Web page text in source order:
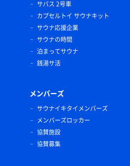
サバス 2号車
カプセルトイ サウナキット
サウナ応援企業
サウナの時間
泊まってサウナ
銭湯サ活
メンバーズ
サウナイキタイメンバーズ
メンバーズロッカー
協賛施設
協賛募集